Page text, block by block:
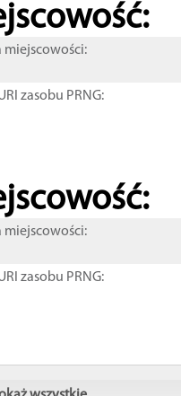
miejscowości:
zasobu PRNG:
miejscowości:
zasobu PRNG: